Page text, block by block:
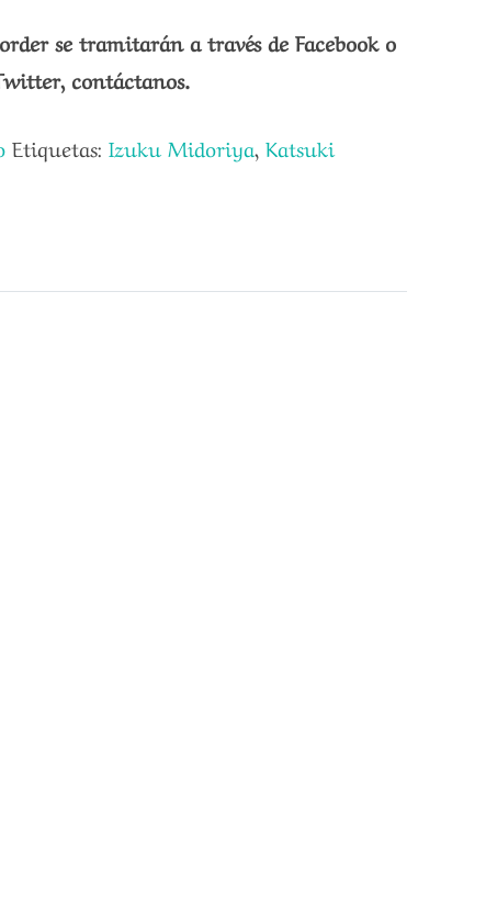
se tramitarán a través de Facebook o
contáctanos.
Etiquetas: Izuku Midoriya, Katsuki